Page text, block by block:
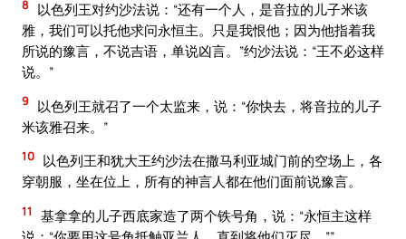
8
以色列王对约沙法说：“还有一个人，是音拉的儿子米该
雅，我们可以托他求问永恒主。只是我恨他；因为他指着我
所说的豫言，不说吉语，单说凶言。”约沙法说：“王不必这样
说。”
9
以色列王就召了一个太监来，说：“你快去，将音拉的儿子
米该雅召来。”
10 以色列王和犹大王约沙法在撒马利亚城门前的空场上，各
穿朝服，坐在位上，所有的神言人都在他们面前说豫言。
11
基拿拿的儿子西底家造了两个铁号角，说：“永恒主这样